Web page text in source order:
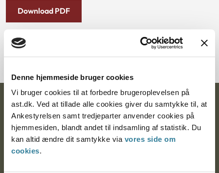
Denne hjemmeside bruger cookies
Vi bruger cookies til at forbedre brugeroplevelsen på
ast.dk. Ved at tillade alle cookies giver du samtykke til, at
Ankestyrelsen samt tredjeparter anvender cookies på
hjemmesiden, blandt andet til indsamling af statistik. Du
kan altid ændre dit samtykke via vores side om
cookies.
Download PDF
Ankestyrelsen
Postadresse:
Nytorv 7, 2. sal